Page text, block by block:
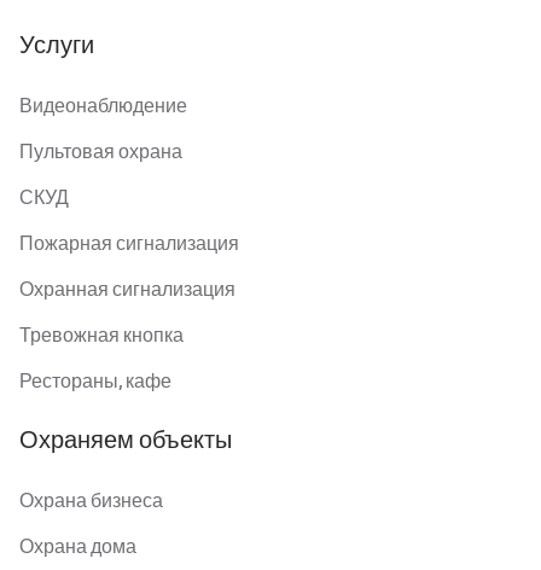
Услуги
Видеонаблюдение
Пультовая охрана
СКУД
Пожарная сигнализация
Охранная сигнализация
Тревожная кнопка
Рестораны, кафе
Охраняем объекты
Охрана бизнеса
Охрана дома